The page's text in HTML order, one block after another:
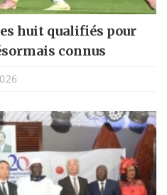
huit qualifiés pour
connus